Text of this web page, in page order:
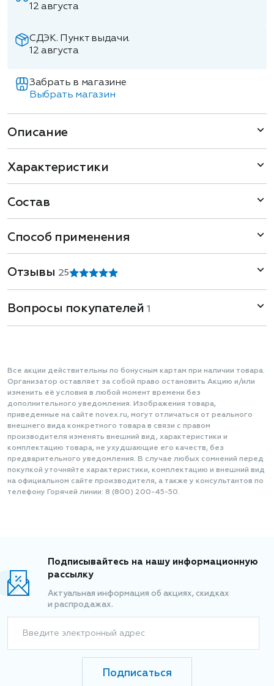
12 августа
СДЭК. Пункт выдачи.
12 августа
Забрать в магазине
Выбрать магазин
Описание
Характеристики
Состав
Способ применения
Отзывы 25
Вопросы покупателей 1
Все акции действительны по бонусным картам при наличии товара.
Организатор оставляет за собой право остановить Акцию и/или
изменить её условия в любой момент времени без
дополнительного уведомления. Изображения товара,
приведенные на сайте novex.ru, могут отличаться от реального
внешнего вида конкретного товара в связи с правом
производителя изменять внешний вид, характеристики и
комплектацию товара, не ухудшающие его качеств, без
предварительного уведомления. В случае любых сомнений перед
покупкой уточняйте характеристики, комплектацию и внешний вид
на официальном сайте производителя, а также у консультантов по
телефону Горячей линии: 8 (800) 200-45-50.
Подписывайтесь на нашу информационную
рассылку
Актуальная информация об акциях, скидках
и распродажах.
Введите электронный адрес
Подписаться